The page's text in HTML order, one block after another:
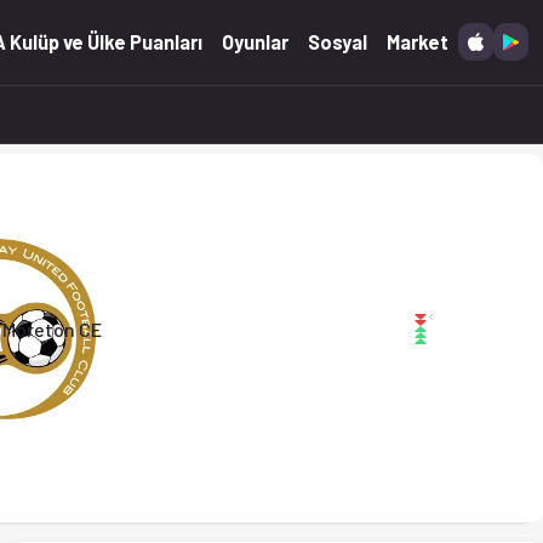
Ofsayt'ta. (11.03.2026)
Kulüp ve Ülke Puanları Oyunlar Sosyal Market
Moreton CE